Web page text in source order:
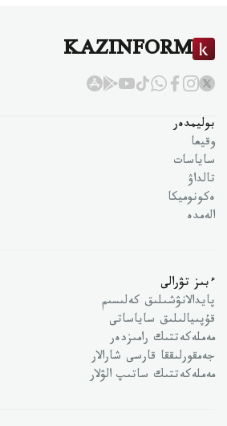
KAZINFORM
بوليمدەر
وقيعا
ساياسات
تالداۋ
ەكونوميكا
الەمدە
ءبىز تۋرالى
پايدالانۋشىلىق كەلىسىم
قۇپىيالىلىق ساياساتى
مەملەكەتتىك رامىزدەر
جەمقورلىققا قارسى شارالار
مەملەكەتتىك ساتىپ الۋلار